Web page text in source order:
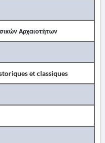
Αρχαιοτήτων
et classiques